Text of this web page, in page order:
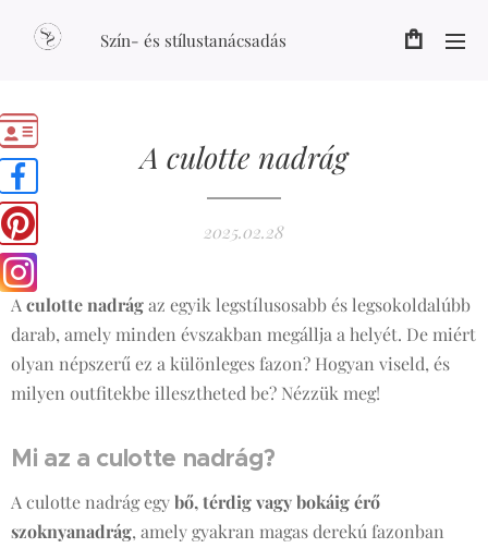
Szín- és stílustanácsadás
A culotte nadrág
2025.02.28
A culotte nadrágaz egyik legstílusosabb és legsokoldalúbb
darab, amely minden évszakban megállja a helyét. De miért
olyan népszerű ez a különleges fazon? Hogyan viseld, és
milyen outfitekbe illesztheted be? Nézzük meg!
Mi az a culotte nadrág?
A culotte nadrág egybő, térdig vagy bokáig érő
szoknyanadrág, amely gyakran magas derekú fazonban